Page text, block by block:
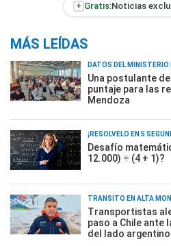
+ Gratis:Noticias
MÁS LEÍDAS
DATOS DEL MINISTERIO
Una postulante
puntaje para las
Mendoza
¡RESOLVELO EN 5
Desafío
12.000) ÷ (4 + 1)?
TRÁNSITO EN ALTA
Transportistas
paso a Chile ante
del lado argentino